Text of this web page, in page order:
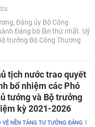
Đảng ủy Bộ Công
Đảng bộ lần thứ nhất. Uỷ
trưởng Bộ Công Thương
tịch nước trao quyết
bổ nhiệm các Phó
tướng và Bộ trưởng
kỳ 2021-2026
VỆ NỀN TẢNG TƯ TƯỞNG ĐẢNG